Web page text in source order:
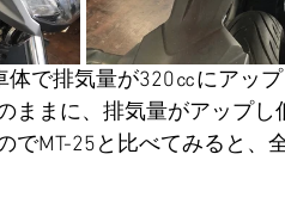
体で排気量が320㏄にアッ
ままに、排気量がアップ
でMT-25と比べてみると、